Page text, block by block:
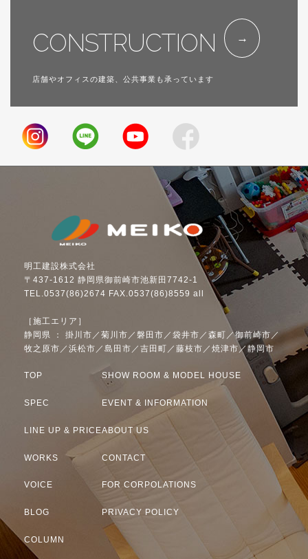
CONSTRUCTION
店舗やオフィスの建築、公共事業も承っています
明工建設株式会社
〒437-1612 静岡県御前崎市池新田7742-1
TEL.0537(86)2674 FAX.0537(86)8559 all
［施工エリア］
静岡県 ： 掛川市／菊川市／磐田市／袋井市／森町／御前崎市／
牧之原市／浜松市／島田市／吉田町／藤枝市／焼津市／静岡市
TOP
SPEC
LINE UP & PRICE
WORKS
VOICE
BLOG
COLUMN
SHOW ROOM & MODEL HOUSE
EVENT & INFORMATION
ABOUT US
CONTACT
FOR CORPOLATIONS
PRIVACY POLICY